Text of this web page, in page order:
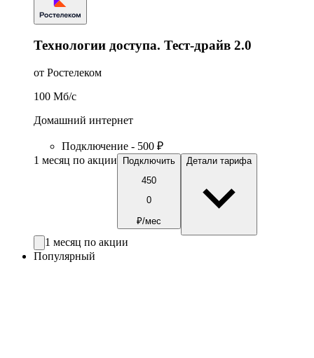
Технологии доступа. Тест-драйв 2.0
от Ростелеком
100 Мб/c
Домашний интернет
Подключение - 500 ₽
1 месяц по акции
Подключить
450
0
₽/мес
Детали тарифа
1 месяц по акции
Популярный